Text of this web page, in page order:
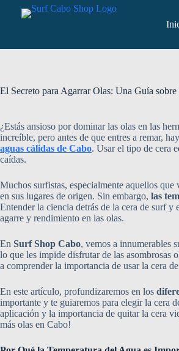
El Secreto para Agarrar Olas: Una Guía
¿Estás ansioso por dominar las olas en las
increíble, pero antes de que entres a remar,
aguas cálidas de Cabo. Usar el tipo de cera
caídas.
Muchos surfistas, especialmente aquellos
en sus lugares de origen. Sin embargo, las
Entender la ciencia detrás de la cera de surf
agarre y rendimiento en las olas.
En Surf Shop Cabo, vemos a innumerables
lo que les impide disfrutar de las asombrosas
a comprender la importancia de usar la cera
En este artículo, profundizaremos en los
importante y te guiaremos para elegir la cera
aplicación y la importancia de quitar la cera
más olas en Cabo!